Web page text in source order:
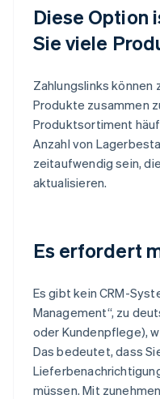
Diese Option
Sie viele
Zahlungslinks
Produkte zusammen
Produktsortiment
Anzahl von
zeitaufwendig sein,
aktualisieren.
Es erfordert
Es gibt kein CRM-
Management“, zu
oder Kundenpflege),
Das bedeutet, dass
müssen. Mit